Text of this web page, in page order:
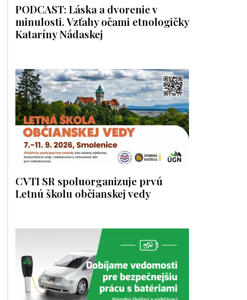
PODCAST: Láska a dvorenie v
minulosti. Vzťahy očami etnologičky
Kataríny Nádaskej
CVTI SR spoluorganizuje prvú
Letnú školu občianskej vedy